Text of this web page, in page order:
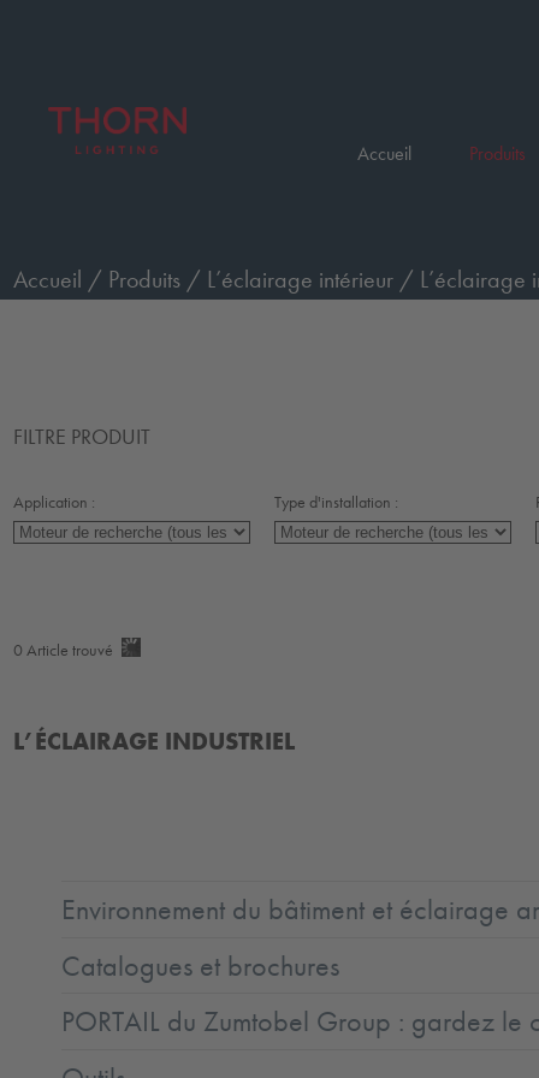
Accueil Produits
Accueil / Produits / L’éclairage intérieur / L’éclairage
FILTRE PRODUIT
Application : Type d'installation :
0 Article trouvé
L’ÉCLAIRAGE INDUSTRIEL
Environnement du bâtiment et éclairage
Catalogues et brochures
PORTAIL du Zumtobel Group : gardez le